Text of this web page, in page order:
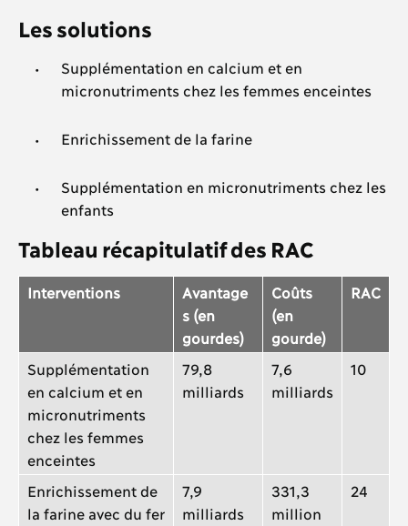
Les solutions
Supplémentation en calcium et en
micronutriments chez les femmes enceintes
Enrichissement de la farine
Supplémentation en micronutriments chez les
enfants
Tableau récapitulatif des RAC
Interventions
Avantage
s (en
gourdes)
Coûts
(en
gourde)
RAC
Supplémentation
en calcium et en
micronutriments
chez les femmes
enceintes
79,8
milliards
7,6
milliards
10
Enrichissement de
la farine avec du fer
7,9
milliards
331,3
million
24